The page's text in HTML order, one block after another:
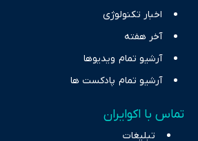
اخبار تکنولوژی
آخر هفته
آرشیو تمام ویدیوها
آرشیو تمام پادکست ها
تماس با اکوایران
تبلیغات